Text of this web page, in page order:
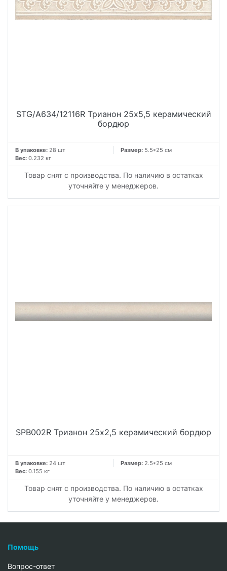
STG/A634/12116R Трианон 25x5,5 керамический
бордюр
В упаковке: 28 шт Размер: 5.5*25 см
Вес: 0.232 кг
Товар снят с производства. По наличию в остатках
уточняйте у менеджеров.
SPB002R Трианон 25x2,5 керамический бордюр
В упаковке: 24 шт Размер: 2.5*25 см
Вес: 0.155 кг
Товар снят с производства. По наличию в остатках
уточняйте у менеджеров.
Помощь
Вопрос-ответ